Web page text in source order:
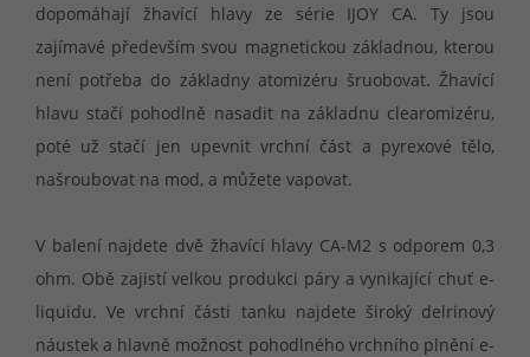
dopomáhají žhavící hlavy ze série IJOY CA. Ty jsou
zajímavé především svou magnetickou základnou, kterou
není potřeba do základny atomizéru šruobovat. Žhavící
hlavu stačí pohodlně nasadit na základnu clearomizéru,
poté už stačí jen upevnit vrchní část a pyrexové tělo,
našroubovat na mod, a můžete vapovat.
V balení najdete dvě žhavící hlavy CA-M2 s odporem 0,3
ohm. Obě zajistí velkou produkci páry a vynikající chuť e-
liquidu. Ve vrchní části tanku najdete široký delrinový
náustek a hlavně možnost pohodlného vrchního plnění e-